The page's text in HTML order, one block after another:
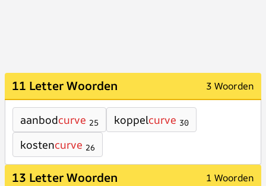
11 Letter Woorden 3 Woorden
aanbodcurve 25 koppelcurve 30
kostencurve 26
13 Letter Woorden 1 Woorden